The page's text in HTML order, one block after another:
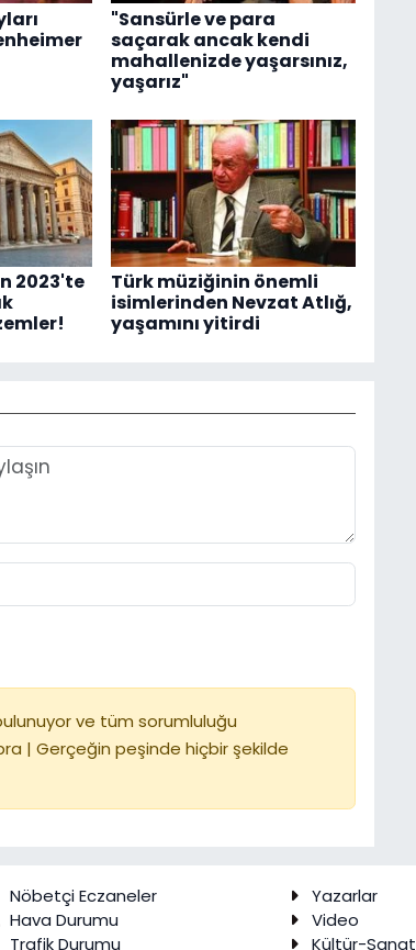
"Sansürle ve para
saçarak ancak kendi
mahallenizde yaşarsınız,
yaşarız"
2023'te
Türk müziğinin önemli
isimlerinden Nevzat Atlığ,
yaşamını yitirdi
ve tüm sorumluluğu
| Gerçeğin peşinde hiçbir şekilde
Nöbetçi Eczaneler
Hava Durumu
Trafik Durumu
Yazarlar
Video
Kültür-Sanat